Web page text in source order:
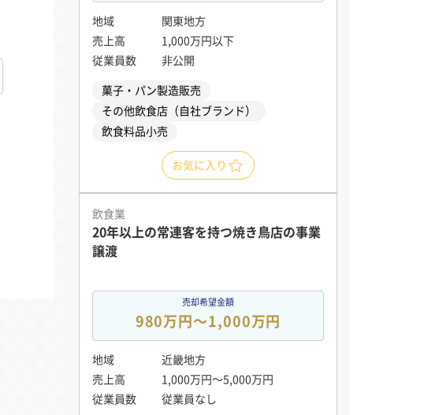
地域
関東地方
売上高
1,000万円以下
従業員数
非公開
菓子・パン製造販売
その他飲食店（自社ブランド）
飲食料品小売
お気に入り
飲食業
20年以上の常連客を持つ焼き鳥店の事業
譲渡
売却希望金額
980万円〜1,000万円
地域
近畿地方
売上高
1,000万円〜5,000万円
従業員数
従業員なし